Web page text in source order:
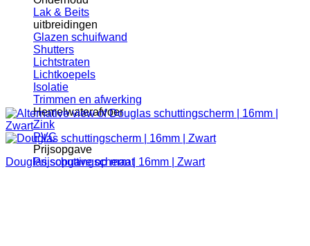
Lak & Beits
uitbreidingen
Glazen schuifwand
Shutters
Lichtstraten
Lichtkoepels
Isolatie
Trimmen en afwerking
Hemelwaterafvoer
Zink
PVC
Prijsopgave
Prijsopgave op maat
Douglas schuttingscherm | 16mm | Zwart